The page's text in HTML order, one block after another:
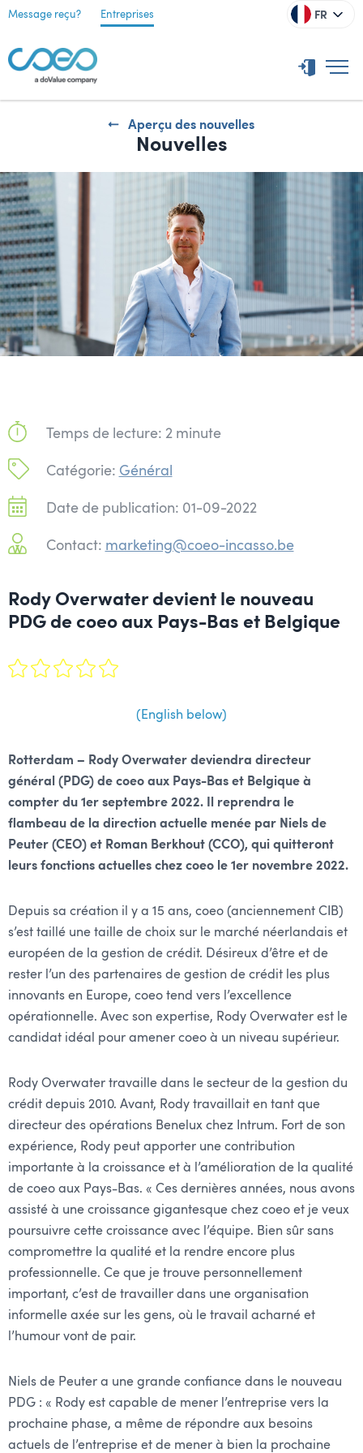
Message reçu? Entreprises FR
Aperçu des nouvelles
Nouvelles
Temps de lecture: 2 minute
Catégorie: Général
Date de publication: 01-09-2022
Contact: marketing@coeo-incasso.be
Rody Overwater devient le nouveau
PDG de coeo aux Pays-Bas et Belgique
(English below)
Rotterdam – Rody Overwater deviendra directeur
général (PDG) de coeo aux Pays-Bas et Belgique à
compter du 1er septembre 2022. Il reprendra le
flambeau de la direction actuelle menée par Niels de
Peuter (CEO) et Roman Berkhout (CCO), qui quitteront
leurs fonctions actuelles chez coeo le 1er novembre 2022.
Depuis sa création il y a 15 ans, coeo (anciennement CIB)
s’est taillé une taille de choix sur le marché néerlandais et
européen de la gestion de crédit. Désireux d’être et de
rester l’un des partenaires de gestion de crédit les plus
innovants en Europe, coeo tend vers l’excellence
opérationnelle. Avec son expertise, Rody Overwater est le
candidat idéal pour amener coeo à un niveau supérieur.
Rody Overwater travaille dans le secteur de la gestion du
crédit depuis 2010. Avant, Rody travaillait en tant que
directeur des opérations Benelux chez Intrum. Fort de son
expérience, Rody peut apporter une contribution
importante à la croissance et à l’amélioration de la qualité
de coeo aux Pays-Bas. « Ces dernières années, nous avons
assisté à une croissance gigantesque chez coeo et je veux
poursuivre cette croissance avec l’équipe. Bien sûr sans
compromettre la qualité et la rendre encore plus
professionnelle. Ce que je trouve personnellement
important, c’est de travailler dans une organisation
informelle axée sur les gens, où le travail acharné et
l’humour vont de pair.
Niels de Peuter a une grande confiance dans le nouveau
PDG : « Rody est capable de mener l’entreprise vers la
prochaine phase, a même de répondre aux besoins
actuels de l’entreprise et de mener à bien la prochaine